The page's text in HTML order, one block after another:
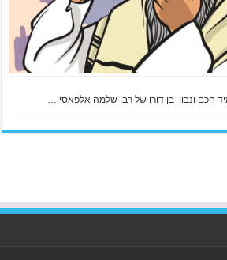
חכם ונבון בן דורו של רבי שלמה אלפאסי …